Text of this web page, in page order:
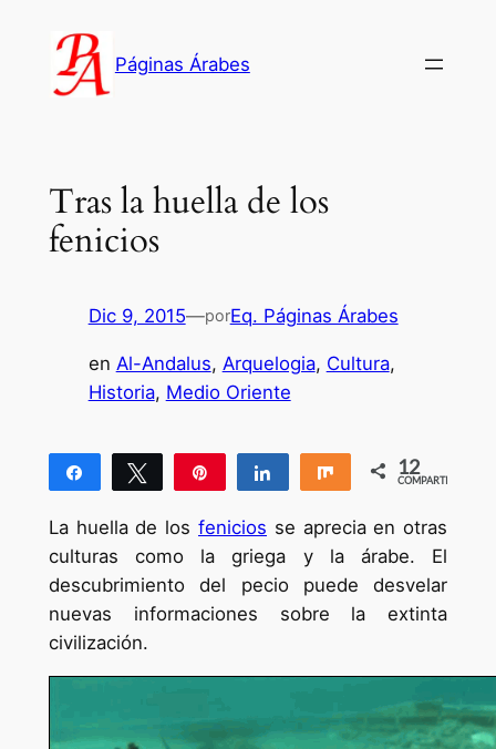
contenido
Páginas Árabes
Tras la huella de los
fenicios
Dic 9, 2015—porEq. Páginas Árabes
en Al-Andalus, Arquelogia, Cultura
Historia, Medio Oriente
Compartir Twittear Compartir Compartir
12
COMPARTIR
La huella de los fenicios se aprecia en otras
culturas como la griega y la árabe. El
descubrimiento del pecio puede desvelar
nuevas informaciones sobre la extinta
civilización.